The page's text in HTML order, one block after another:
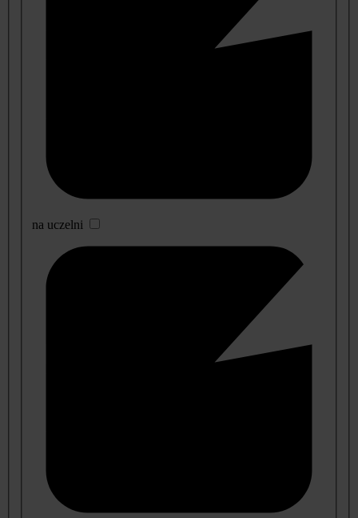
na uczelni